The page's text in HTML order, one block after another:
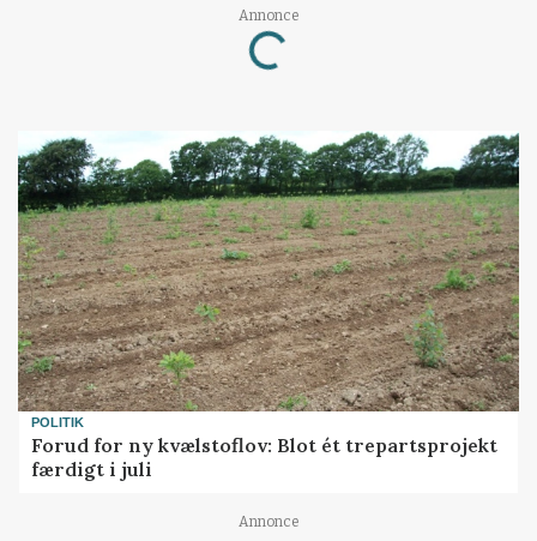
Annonce
Loading...
POLITIK
Forud for ny kvælstoflov: Blot ét trepartsprojekt
færdigt i juli
Annonce